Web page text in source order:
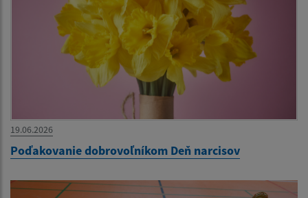
19.06.2026
Poďakovanie dobrovoľníkom Deň narcisov